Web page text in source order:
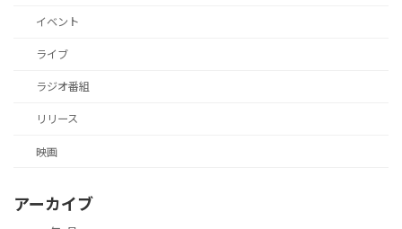
イベント
ライブ
ラジオ番組
リリース
映画
アーカイブ